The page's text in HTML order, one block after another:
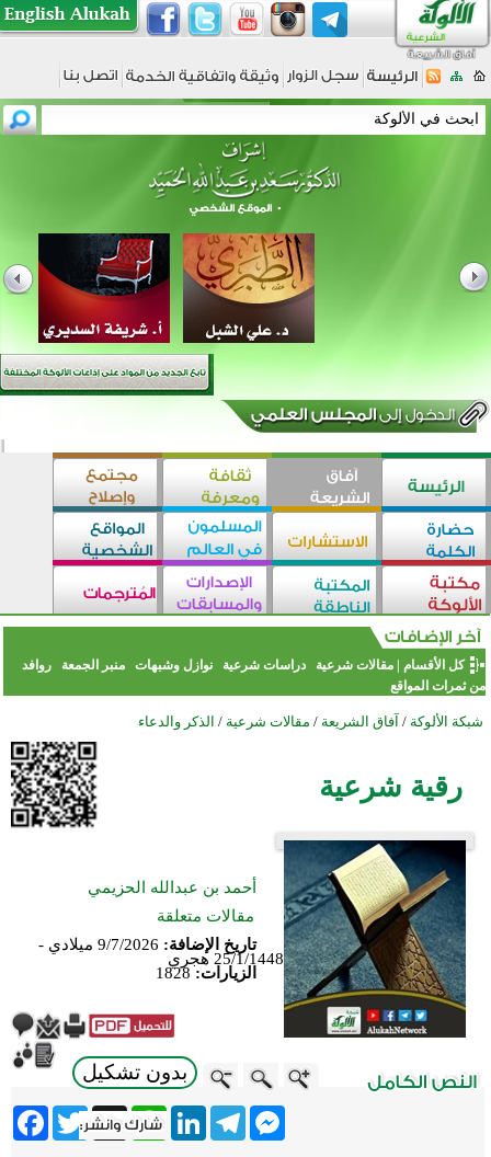
كل الأقسام |مقالات شرعية دراسات شرعية نوازل وشبهات منبر الجمعة
روافد
من ثمرات المواقع
شبكة الألوكة / آفاق الشريعة / مقالات شرعية / الذكر والدعاء
رقية شرعية
أحمد بن عبدالله الحزيمي
مقالات متعلقة
تاريخ الإضافة:
9/7/2026 ميلادي -
25/1/1448 هجري
الزيارات: 1828
بدون تشكيل
Twitter X
WhatsApp
LinkedInTelegram
Messenger